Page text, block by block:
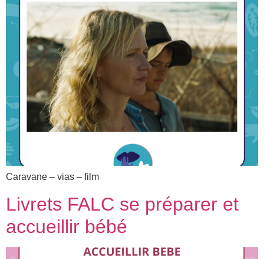
Caravane – vias – film
Livrets FALC se préparer et
accueillir bébé